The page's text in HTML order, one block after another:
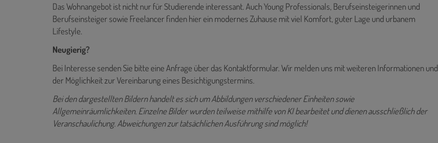
Das Wohnangebot ist nicht nur für Studierende interessant. Auch Young Professionals, Berufseinsteigerinnen und
Berufseinsteiger sowie Freelancer finden hier ein modernes Zuhause mit viel Komfort, guter Lage und urbanem
Lifestyle.
Neugierig?
Bei Interesse senden Sie bitte eine Anfrage über das Kontaktformular. Wir melden uns mit weiteren Informationen und
der Möglichkeit zur Vereinbarung eines Besichtigungstermins.
Bei den dargestellten Bildern handelt es sich um Abbildungen verschiedener Einheiten sowie
Allgemeinräumlichkeiten. Einzelne Bilder wurden teilweise mithilfe von KI bearbeitet und dienen ausschließlich der
Veranschaulichung. Abweichungen zur tatsächlichen Ausführung sind möglich!